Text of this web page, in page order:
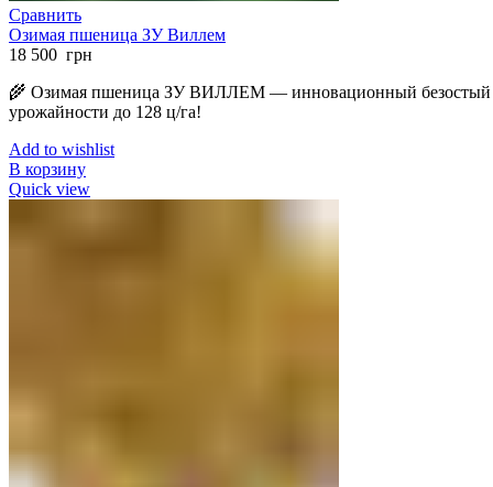
Сравнить
Озимая пшеница ЗУ Виллем
18 500 грн
🌾 Озимая пшеница ЗУ ВИЛЛЕМ — инновационный безостый
урожайности до 128 ц/га!
Add to wishlist
В корзину
Quick view